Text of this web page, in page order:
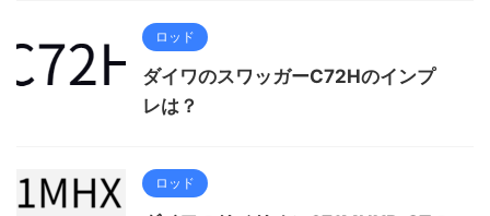
ロッド
ダイワのスワッガーC72Hのインプ
レは？
ロッド